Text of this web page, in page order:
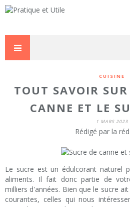
CUISINE
TOUT SAVOIR SUR
CANNE ET LE
1 MARS 2023
Rédigé par la
Le sucre est un édulcorant naturel
aliments. Il fait donc partie de
milliers d'années. Bien que le sucre
courantes, celles qui nous